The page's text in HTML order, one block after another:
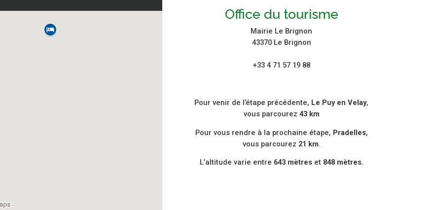
Office du tourisme
Mairie Le Brignon
43370 Le Brignon
+33 4 71 57 19 88
Pour venir de l’étape précédente, Le Puy en Velay,
vous parcourez 43 km
Pour vous rendre à la prochaine étape, Pradelles,
vous parcourez 21 km.
L’altitude varie entre 643 mètreset 848 mètres.